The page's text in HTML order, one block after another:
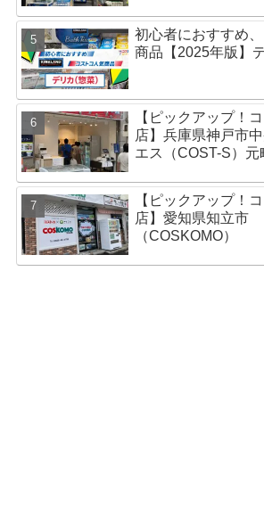
初心者におすすめ
商品【2025年版】
【ピックアップ！
店】兵庫県神戸市
エス（COST-S）元
【ピックアップ！
店】愛知県知立市
（COSKOMO）